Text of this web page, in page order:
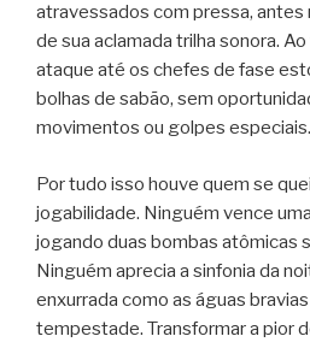
atravessados com pressa, antes
de sua aclamada trilha sonora.
ataque até os chefes de fase
bolhas de sabão, sem
movimentos ou golpes especiais.
Por tudo isso houve quem se
jogabilidade. Ninguém vence
jogando duas bombas atômicas
Ninguém aprecia a sinfonia da
enxurrada como as águas
tempestade. Transformar a pior